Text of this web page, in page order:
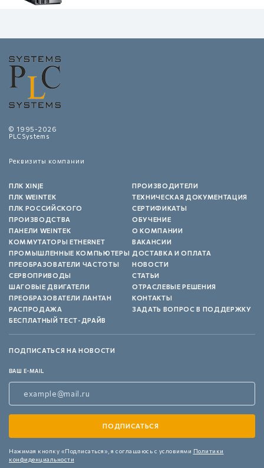
© 1995-2026
PLCSystems
Реквизиты компании
ПЛК XINJE
ПЛК WEINTEK
ПЛК РОССИЙСКОГО
ПРОИЗВОДСТВА
ПАНЕЛИ WEINTEK
КОММУТАТОРЫ ETHERNET
ПРОМЫШЛЕННЫЕ КОМПЬЮТЕРЫ
ПРЕОБРАЗОВАТЕЛИ ЧАСТОТЫ
СЕРВОПРИВОДЫ
ШАГОВЫЕ ДВИГАТЕЛИ
ПРЕОБРАЗОВАТЕЛИ ЛАНТАН
РАСПРОДАЖА
БЕСПЛАТНЫЙ ТЕСТ-ДРАЙВ
ПРОИЗВОДИТЕЛИ
ТЕХНИЧЕСКАЯ ДОКУМЕНТАЦИЯ
СЕРТИФИКАТЫ
ОБУЧЕНИЕ
О КОМПАНИИ
ВАКАНСИИ
ДОСТАВКА И ОПЛАТА
НОВОСТИ
СТАТЬИ
ОТРАСЛЕВЫЕ РЕШЕНИЯ
КОНТАКТЫ
ЗАДАТЬ ВОПРОС В ПОДДЕРЖКУ
ПОДПИСАТЬСЯ НА НОВОСТИ
ВАШ E-MAIL
Нажимая кнопку «Подписаться», я соглашаюсь с условиями Политики
конфиденциальности